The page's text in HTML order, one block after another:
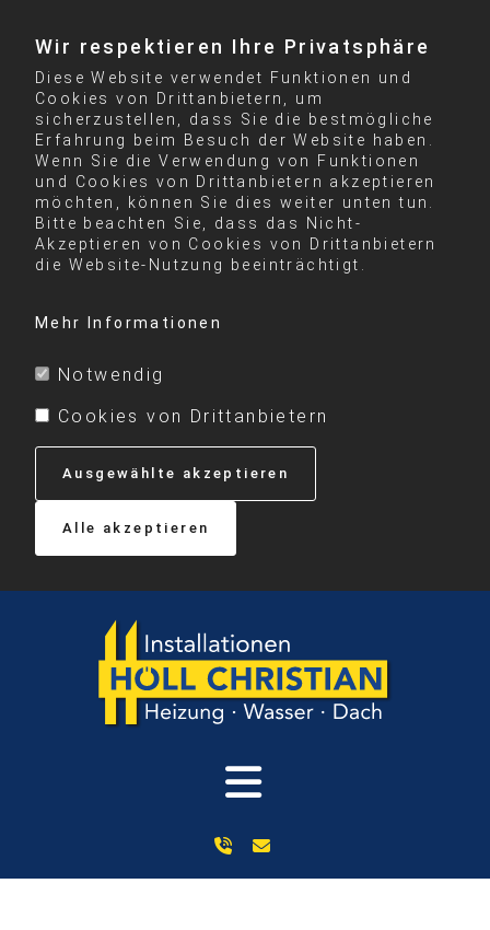
Wir respektieren Ihre Privatsphäre
Diese Website verwendet Funktionen und
Cookies von Drittanbietern, um
sicherzustellen, dass Sie die bestmögliche
Erfahrung beim Besuch der Website haben.
Wenn Sie die Verwendung von Funktionen
und Cookies von Drittanbietern akzeptieren
möchten, können Sie dies weiter unten tun.
Bitte beachten Sie, dass das Nicht-
Akzeptieren von Cookies von Drittanbietern
die Website-Nutzung beeinträchtigt.
Mehr Informationen
Notwendig
Cookies von Drittanbietern
Ausgewählte akzeptieren
Alle akzeptieren